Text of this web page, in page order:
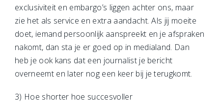
exclusiviteit en embargo’s liggen achter ons, maar
zie het als service en extra aandacht. Als jij moeite
doet, iemand persoonlijk aanspreekt en je afspraken
nakomt, dan sta je er goed op in medialand. Dan
heb je ook kans dat een journalist je bericht
overneemt en later nog een keer bij je terugkomt.
3) Hoe shorter hoe succesvoller